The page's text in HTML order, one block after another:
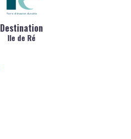
Destination
Ile de Ré